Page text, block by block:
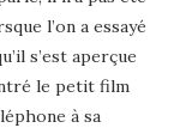
l’on a essayé
s’est aperçue
le petit film
à sa